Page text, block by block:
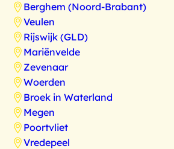
Berghem (Noord-Brabant)
Veulen
Rijswijk (GLD)
Mariënvelde
Zevenaar
Woerden
Broek in Waterland
Megen
Poortvliet
Vredepeel